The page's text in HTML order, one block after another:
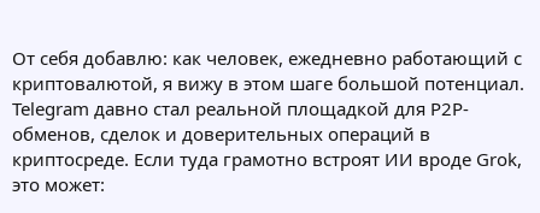
От себя добавлю: как человек, ежедневно работающий с
криптовалютой, я вижу в этом шаге большой потенциал.
Telegram давно стал реальной площадкой для P2P-
обменов, сделок и доверительных операций в
криптосреде. Если туда грамотно встроят ИИ вроде Grok,
это может: